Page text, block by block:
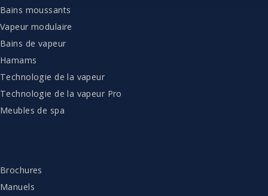
Bains moussants
Vapeur modulaire
Bains de vapeur
Hamams
Technologie de la vapeur
Technologie de la vapeur Pro
Meubles de spa
Brochures
Manuels